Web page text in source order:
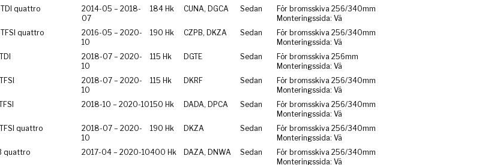
quattro
2014-05 – 2018-
07
184 Hk CUNA, DGCA Sedan
För bromsskiva 256/340mm
Monteringssida: Vä
quattro
2016-05 – 2020-
10
190 Hk CZPB, DKZA Sedan
För bromsskiva 256/340mm
Monteringssida: Vä
2018-07 – 2020-
10
115 Hk DGTE Sedan
För bromsskiva 256mm
Monteringssida: Vä
2018-07 – 2020-
10
115 Hk DKRF Sedan
För bromsskiva 256/340mm
Monteringssida: Vä
2018-10 – 2020-10150 Hk DADA, DPCA Sedan
För bromsskiva 256/340mm
Monteringssida: Vä
quattro
2018-07 – 2020-
10
190 Hk DKZA Sedan
För bromsskiva 256/340mm
Monteringssida: Vä
quattro 2017-04 – 2020-10400 Hk DAZA, DNWA Sedan
För bromsskiva 256/340mm
Monteringssida: Vä